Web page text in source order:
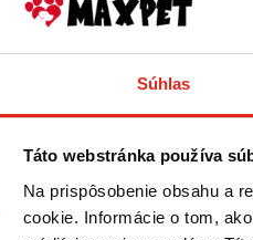
Súhlas
Táto webstránka používa
Na prispôsobenie obsahu a
cookie. Informácie o tom,
Výrobca